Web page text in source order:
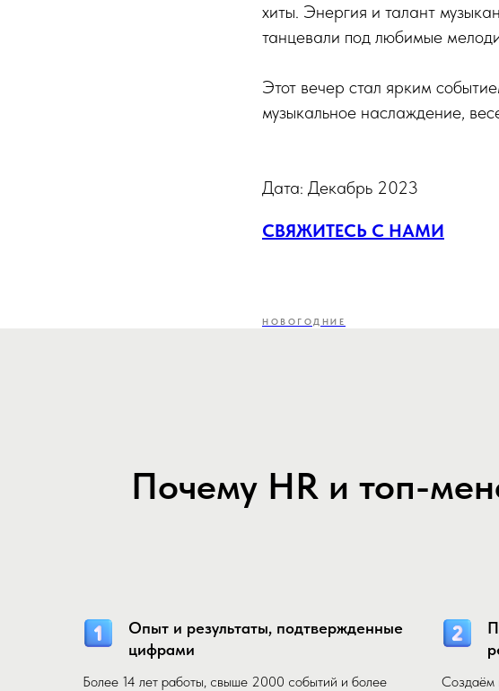
хиты. Энергия и талант
танцевали под любимые
Этот вечер стал ярким
музыкальное наслаждение,
Дата: Декабрь 2023
СВЯЖИТЕСЬ С НАМИ
НОВОГОДНИЕ
Почему HR и топ-
Опыт и результаты, подтвержденные
цифрами
Более 14 лет работы, свыше 2000 событий и более
Создаём